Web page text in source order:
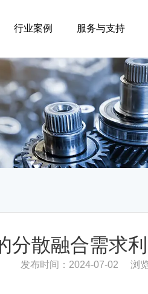
行业案例 服务与支持
分散融合需求
发布时间：2024-07-02 浏